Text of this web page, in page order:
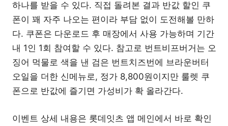
하나를 받을 수 있다. 직접 돌려본 결과 반값 할인 쿠
폰이 꽤 자주 나오는 편이라 부담 없이 도전해볼 만하
다. 쿠폰은 다운로드 후 매장에서 사용 가능하며 기간
내 1인 1회 참여할 수 있다. 참고로 번트비프버거는 오
징어 먹물로 색을 낸 검은 번트치즈번에 브라운버터
오일을 더한 신메뉴로, 정가 8,800원이지만 룰렛 쿠
폰으로 반값에 즐기면 가성비가 확 올라간다.
이벤트 상세 내용은 롯데잇츠 앱 메인에서 바로 확인